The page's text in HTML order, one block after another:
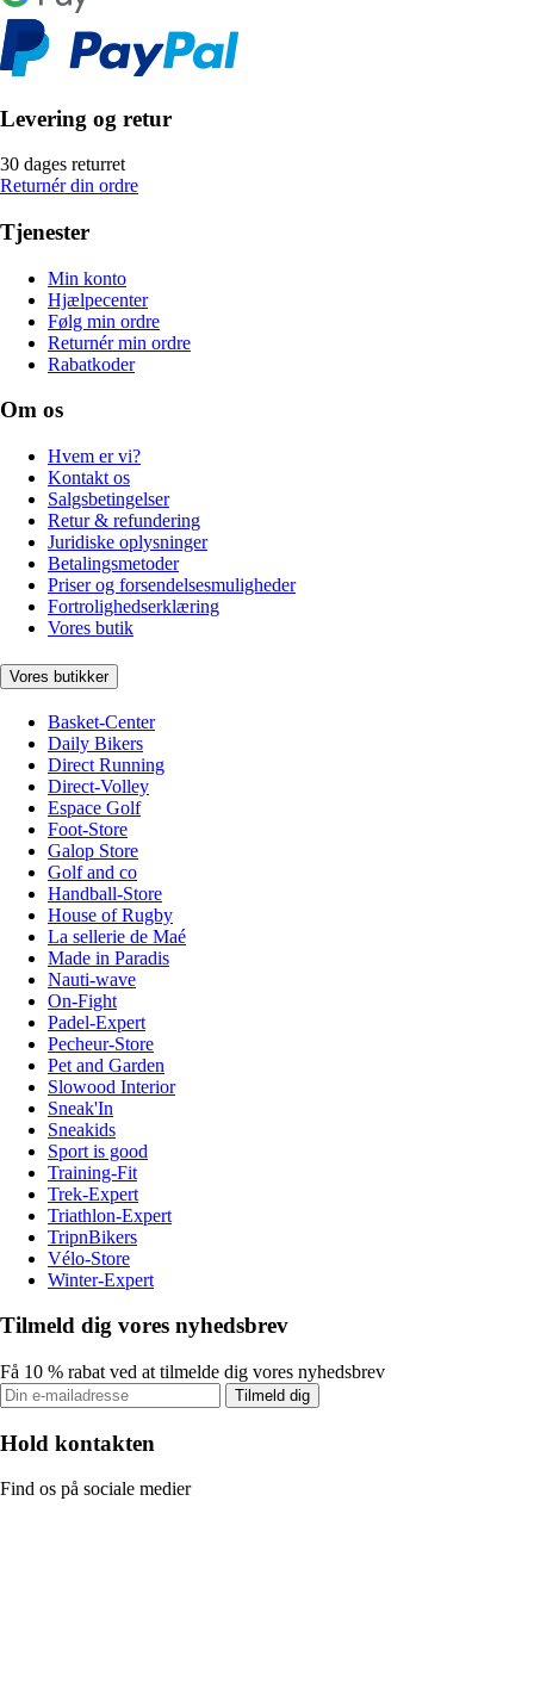
Levering og retur
30 dages returret
Returnér din ordre
Tjenester
Min konto
Hjælpecenter
Følg min ordre
Returnér min ordre
Rabatkoder
Om os
Hvem er vi?
Kontakt os
Salgsbetingelser
Retur & refundering
Juridiske oplysninger
Betalingsmetoder
Priser og forsendelsesmuligheder
Fortrolighedserklæring
Vores butik
Vores butikker
Basket-Center
Daily Bikers
Direct Running
Direct-Volley
Espace Golf
Foot-Store
Galop Store
Golf and co
Handball-Store
House of Rugby
La sellerie de Maé
Made in Paradis
Nauti-wave
On-Fight
Padel-Expert
Pecheur-Store
Pet and Garden
Slowood Interior
Sneak'In
Sneakids
Sport is good
Training-Fit
Trek-Expert
Triathlon-Expert
TripnBikers
Vélo-Store
Winter-Expert
Tilmeld dig vores nyhedsbrev
Få 10 % rabat ved at tilmelde dig vores nyhedsbrev
Tilmeld dig
Hold kontakten
Find os på sociale medier